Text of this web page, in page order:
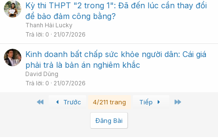
Kỳ thi THPT "2 trong 1": Đã đến lúc cần thay đổi
để bảo đảm công bằng?
Thanh Hải Lucky
Trả lời 0 21/07/2026
Kinh doanh bất chấp sức khỏe người dân: Cái giá
phải trả là bản án nghiêm khắc
David Dũng
Trả lời 0 21/07/2026
First Trước 4/211 trang Tiếp
Đăng Bài